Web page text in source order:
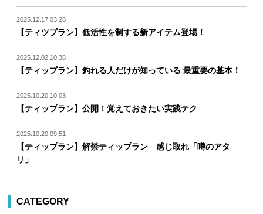
2025.12.17 03:28
【ティツプラン】低活性を制する新アイテム登場！
2025.12.02 10:38
【ティップラン】釣れる人だけが知っている 最重要の基本！
2025.10.20 10:03
【ティップラン】公開！覚えておきたい実践テク
2025.10.20 09:51
【ティップラン】解禁ティップラン 感じ取れ「噂のアタ
リ」
CATEGORY